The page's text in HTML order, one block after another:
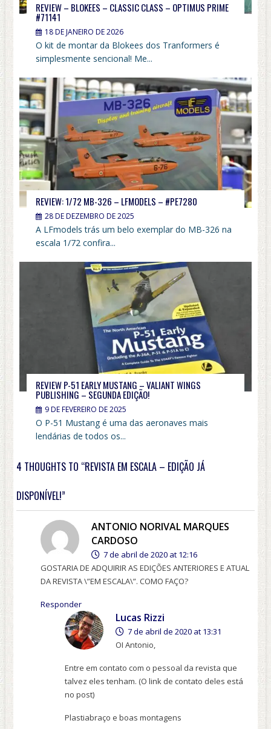
REVIEW – BLOKEES – CLASSIC CLASS – OPTIMUS PRIME
#71141
18 DE JANEIRO DE 2026
O kit de montar da Blokees dos Tranformers é
simplesmente sencional! Me...
REVIEW: 1/72 MB-326 – LFMODELS – #PE7280
28 DE DEZEMBRO DE 2025
A LFmodels trás um belo exemplar do MB-326 na
escala 1/72 confira...
REVIEW P-51 EARLY MUSTANG – VALIANT WINGS
PUBLISHING – SEGUNDA EDIÇÃO!
9 DE FEVEREIRO DE 2025
O P-51 Mustang é uma das aeronaves mais
lendárias de todos os...
4 THOUGHTS TO “REVISTA EM ESCALA – EDIÇÃO JÁ
DISPONÍVEL!”
ANTONIO NORIVAL MARQUES
CARDOSO
7 de abril de 2020 at 12:16
GOSTARIA DE ADQUIRIR AS EDIÇÕES ANTERIORES E ATUAL
DA REVISTA \”EM ESCALA\”. COMO FAÇO?
Responder
Lucas Rizzi
7 de abril de 2020 at 13:31
OI Antonio,
Entre em contato com o pessoal da revista que
talvez eles tenham. (O link de contato deles está
no post)
Plastiabraço e boas montagens